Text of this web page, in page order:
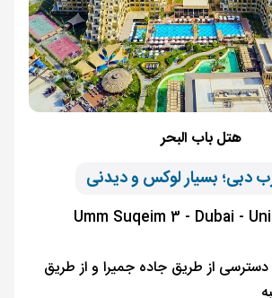
هتل باب البحر
دبی؛ بسیار لوکس و دیدنی
Umm Suqeim 3 - Dubai -
دسترسی از طریق جاده جمیرا و از طریق